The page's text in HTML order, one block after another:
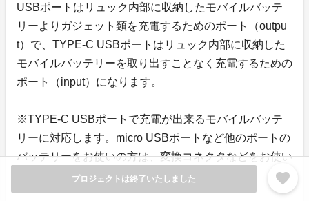
プロジェクトは終了いたしました favorite
USBポートはリュック内部に収納したモバイルバッテ
リーよりガジェット類を充電するためのポート（outpu
t）で、TYPE-C USBポートはリュック内部に収納した
モバイルバッテリーを取り出すことなく充電するための
ポート（input）になります。
※TYPE-C USBポートで充電が出来るモバイルバッテ
リーに対応します。micro USBポートなど他のポートの
バッテリーをお使いの方は、変換コネクタなどをお使い
頂くといいかもしれません。